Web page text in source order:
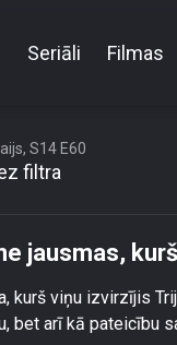
Seriāli Filmas
S14 E60
filtra
jausmas,
kurš viņu izvirzījis
bet arī kā pateicību